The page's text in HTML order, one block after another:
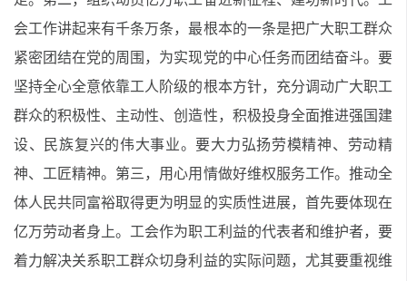
会工作讲起来有千条万条，最根本的一条是把广大职工群众
紧密团结在党的周围，为实现党的中心任务而团结奋斗。要
坚持全心全意依靠工人阶级的根本方针，充分调动广大职工
群众的积极性、主动性、创造性，积极投身全面推进强国建
设、民族复兴的伟大事业。要大力弘扬劳模精神、劳动精
神、工匠精神。第三，用心用情做好维权服务工作。推动全
体人民共同富裕取得更为明显的实质性进展，首先要体现在
亿万劳动者身上。工会作为职工利益的代表者和维护者，要
着力解决关系职工群众切身利益的实际问题，尤其要重视维